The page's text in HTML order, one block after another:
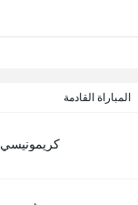
المباراة القادمة
كريمونيسي